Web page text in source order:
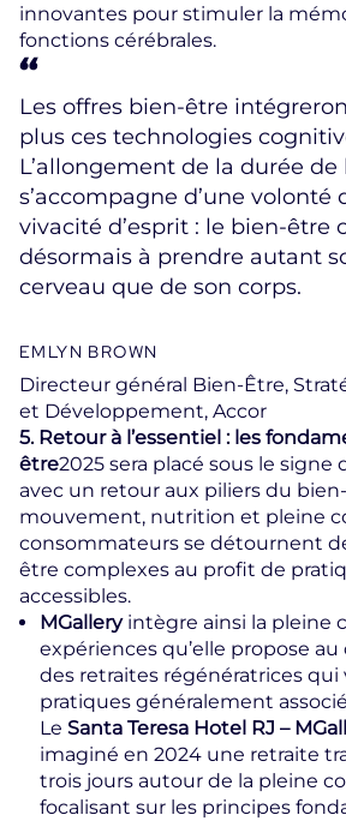
innovantes pour stimuler la
fonctions cérébrales.
Les offres bien-être
plus ces technologies
L’allongement de la durée de
s’accompagne d’une volonté
vivacité d’esprit : le bien-être
désormais à prendre autant
cerveau que de son corps.
EMLYN BROWN
Directeur général Bien-Être,
et Développement, Accor
5. Retour à l’essentiel : les
être2025 sera placé sous le signe
avec un retour aux piliers du
mouvement, nutrition et pleine
consommateurs se détournent
être complexes au profit de
accessibles.
MGallery intègre ainsi la pleine
expériences qu’elle propose
des retraites régénératrices qui
pratiques généralement
Le Santa Teresa Hotel RJ –
imaginé en 2024 une retraite
trois jours autour de la pleine
focalisant sur les principes